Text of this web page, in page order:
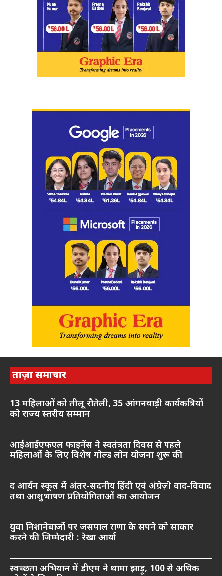
ताज़ा समाचार
13 महिलाओं को तीलू रौतेली, 35 आंगनवाड़ी कार्यकत्रियों
को राज्य स्तरीय सम्मान
आईआईएफएल फाइनेंस ने स्वतंत्रता दिवस से पहले
महिलाओं के लिए विशेष गोल्ड लोन योजना शुरू की
द आर्यन स्कूल में अंतर-सदनीय हिंदी एवं अंग्रेज़ी वाद-विवाद
तथा आशुभाषण प्रतियोगिताओं का आयोजन
युवा निशानेबाजों पर जसपाल राणा के सपने को साकार
करने की जिम्मेदारी : रेखा आर्या
स्वच्छता अभियान में डीएम ने थामा झाड़ू, 100 से अधिक